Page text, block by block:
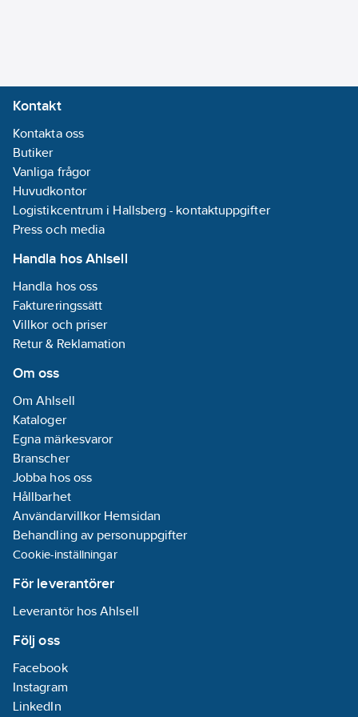
Kontakt
Kontakta oss
Butiker
Vanliga frågor
Huvudkontor
Logistikcentrum i Hallsberg - kontaktuppgifter
Press och media
Handla hos Ahlsell
Handla hos oss
Faktureringssätt
Villkor och priser
Retur & Reklamation
Om oss
Om Ahlsell
Kataloger
Egna märkesvaror
Branscher
Jobba hos oss
Hållbarhet
Användarvillkor Hemsidan
Behandling av personuppgifter
Cookie-inställningar
För leverantörer
Leverantör hos Ahlsell
Följ oss
Facebook
Instagram
LinkedIn